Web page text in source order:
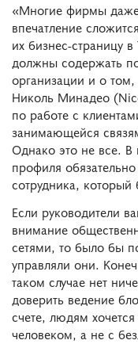
«Многие фирмы
впечатление
их бизнес-страницу
должны содержать
организации и о
Николь Минадео
по работе с
занимающейся
Однако это не все.
профиля
сотрудника, который
Если руководители
внимание
сетями, то было бы
управляли они.
таком случае нет
доверить ведение
счете, людям
человеком, а не с